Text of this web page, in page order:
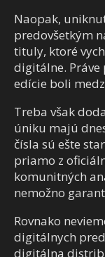
Naopak,
predovšetkým
tituly, ktoré
digitálne. Práve
edície boli
Treba však
úniku majú
čísla sú ešte
priamo z
komunitných
nemožno
Rovnako
digitálnych
digitálna